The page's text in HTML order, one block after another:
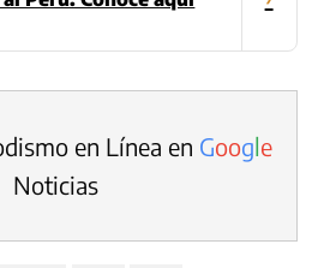
en Línea en Google
Noticias